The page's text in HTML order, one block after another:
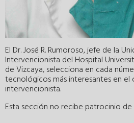
El Dr. José R. Rumoroso, jefe de la
Intervencionista del Hospital
de Vizcaya, selecciona en cada
tecnológicos más interesantes en
intervencionista.
Esta sección no recibe patrocinio de